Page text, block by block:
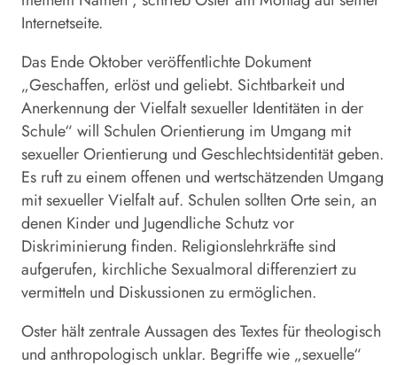
Internetseite.
Das Ende Oktober veröffentlichte Dokument
„Geschaffen, erlöst und geliebt. Sichtbarkeit und
Anerkennung der Vielfalt sexueller Identitäten in der
Schule“ will Schulen Orientierung im Umgang mit
sexueller Orientierung und Geschlechtsidentität geben.
Es ruft zu einem offenen und wertschätzenden Umgang
mit sexueller Vielfalt auf. Schulen sollten Orte sein, an
denen Kinder und Jugendliche Schutz vor
Diskriminierung finden. Religionslehrkräfte sind
aufgerufen, kirchliche Sexualmoral differenziert zu
vermitteln und Diskussionen zu ermöglichen.
Oster hält zentrale Aussagen des Textes für theologisch
und anthropologisch unklar. Begriffe wie „sexuelle“